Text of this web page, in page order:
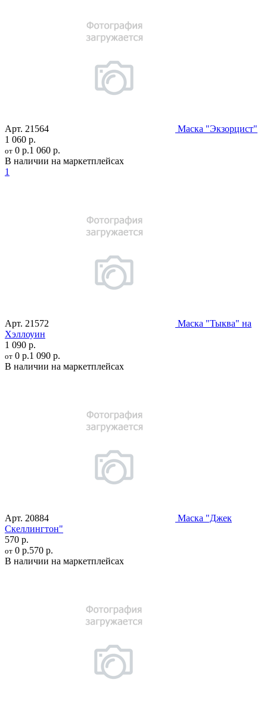
Арт. 21564
Маска "Экзорцист"
1 060 р.
от 0 р.1 060 р.
В наличии на маркетплейсах
1
Арт. 21572
Маска "Тыква" на
Хэллоуин
1 090 р.
от 0 р.1 090 р.
В наличии на маркетплейсах
Арт. 20884
Маска "Джек
Скеллингтон"
570 р.
от 0 р.570 р.
В наличии на маркетплейсах